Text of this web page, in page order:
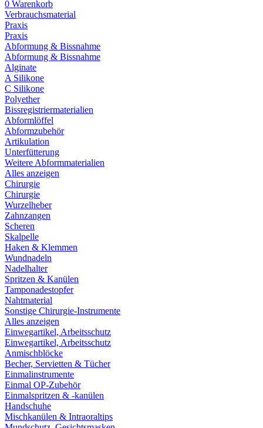
0 Warenkorb
Verbrauchsmaterial
Praxis
Praxis
Abformung & Bissnahme
Abformung & Bissnahme
Alginate
A Silikone
C Silikone
Polyether
Bissregistriermaterialien
Abformlöffel
Abformzubehör
Artikulation
Unterfütterung
Weitere Abformmaterialien
Alles anzeigen
Chirurgie
Chirurgie
Wurzelheber
Zahnzangen
Scheren
Skalpelle
Haken & Klemmen
Wundnadeln
Nadelhalter
Spritzen & Kanülen
Tamponadestopfer
Nahtmaterial
Sonstige Chirurgie-Instrumente
Alles anzeigen
Einwegartikel, Arbeitsschutz
Einwegartikel, Arbeitsschutz
Anmischblöcke
Becher, Servietten & Tücher
Einmalinstrumente
Einmal OP-Zubehör
Einmalspritzen & -kanülen
Handschuhe
Mischkanülen & Intraoraltips